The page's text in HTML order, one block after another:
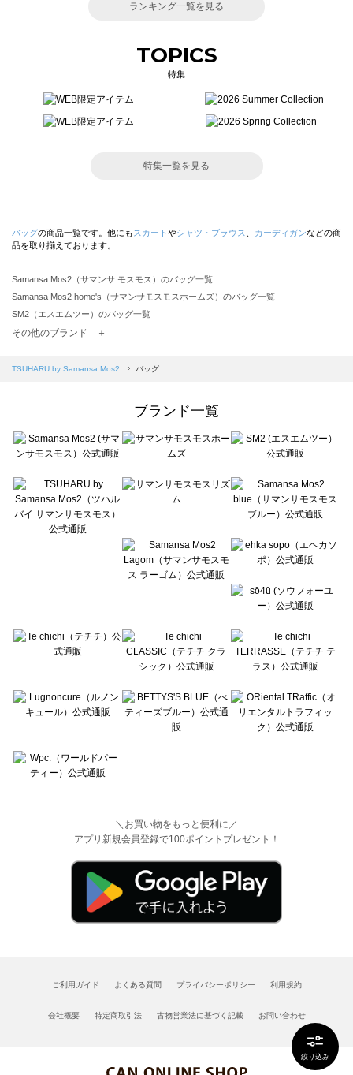
絞り込み
ランキング一覧を見る
TOPICS
特集
特集一覧を見る
バッグの商品一覧です。他にも スカート やシャツ・ブラウス カーディガンなどの商
品を取り揃えております。
Samansa Mos2（サマンサ モスモス）のバッグ一覧
Samansa Mos2 home's（サマンサモスモスホームズ）のバッグ一覧
SM2（エスエムツー）のバッグ一覧
TSUHARU by Samansa Mos2（ツハルバイサマンサモスモス）のバッグ一覧
Samansa Mos2 blue（サマンサモスモス ブルー）のバッグ一覧
sō4ū（ソウフォーユー）のバッグ一覧
Te chichi（テチチ）のバッグ一覧
Te chichi CLASSIC（テチチ クラシック）のバッグ一覧
Lugnoncure（ルノンキュール）のバッグ一覧
BETTY'S BLUE（べティーズブルー）のバッグ一覧
Wpc.（ワールドパーティー）のバッグ一覧
その他のブランド ＋
TSUHARU by Samansa Mos2 バッグ
ブランド一覧
＼お買い物をもっと便利に／
アプリ新規会員登録で100ポイントプレゼント！
ご利用ガイド よくある質問 プライバシーポリシー 利用規約
会社概要 特定商取引法 古物営業法に基づく記載 お問い合わせ